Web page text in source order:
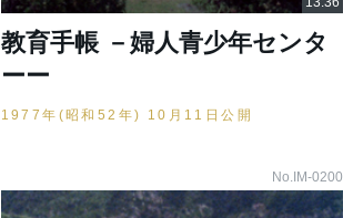
教育手帳 －婦人青少年センタ
ーー
1977年(昭和52年) 10月11日公開
No.IM-0200